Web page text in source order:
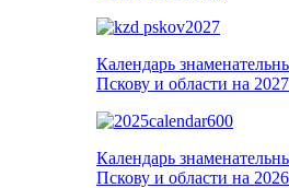
Календарь
Пскову и области на
Календарь
Пскову и области на